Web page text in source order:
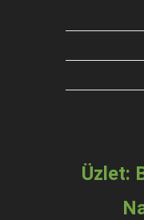
Üzlet: